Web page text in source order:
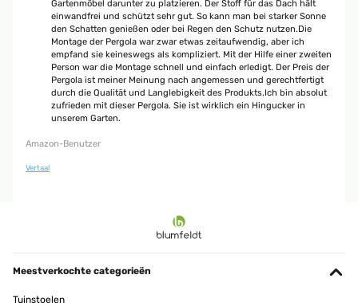
Gartenmöbel darunter zu platzieren. Der Stoff für das Dach hält
einwandfrei und schützt sehr gut. So kann man bei starker Sonne
den Schatten genießen oder bei Regen den Schutz nutzen.Die
Montage der Pergola war zwar etwas zeitaufwendig, aber ich
empfand sie keineswegs als kompliziert. Mit der Hilfe einer zweiten
Person war die Montage schnell und einfach erledigt. Der Preis der
Pergola ist meiner Meinung nach angemessen und gerechtfertigt
durch die Qualität und Langlebigkeit des Produkts.Ich bin absolut
zufrieden mit dieser Pergola. Sie ist wirklich ein Hingucker in
unserem Garten.
Amazon-Benutzer
Vertaal
Meestverkochte categorieën
Tuinstoelen